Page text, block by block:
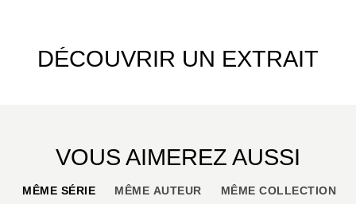
DÉCOUVRIR UN EXTRAIT
VOUS AIMEREZ AUSSI
MÊME SÉRIE MÊME AUTEUR MÊME COLLECTION